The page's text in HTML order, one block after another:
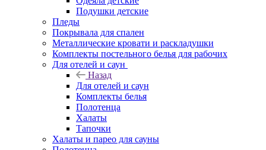
Подушки детские
Пледы
Покрывала для спален
Металлические кровати и раскладушки
Комплекты постельного белья для рабочих
Для отелей и саун
Назад
Для отелей и саун
Комплекты белья
Полотенца
Халаты
Тапочки
Халаты и парео для сауны